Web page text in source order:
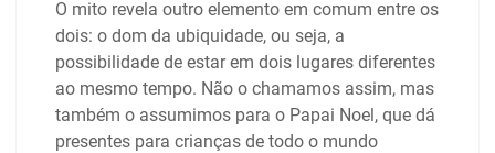
O mito revela outro elemento em comum entre os
dois: o dom da ubiquidade, ou seja, a
possibilidade de estar em dois lugares diferentes
ao mesmo tempo. Não o chamamos assim, mas
também o assumimos para o Papai Noel, que dá
presentes para crianças de todo o mundo